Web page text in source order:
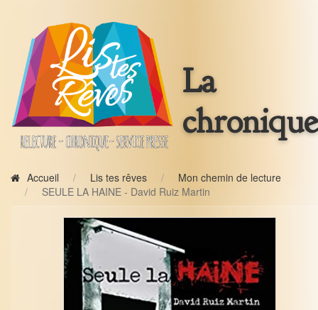
La
chronique
Accueil Lis tes rêves
Mon chemin de lecture
SEULE LA HAINE - David Ruiz Martin